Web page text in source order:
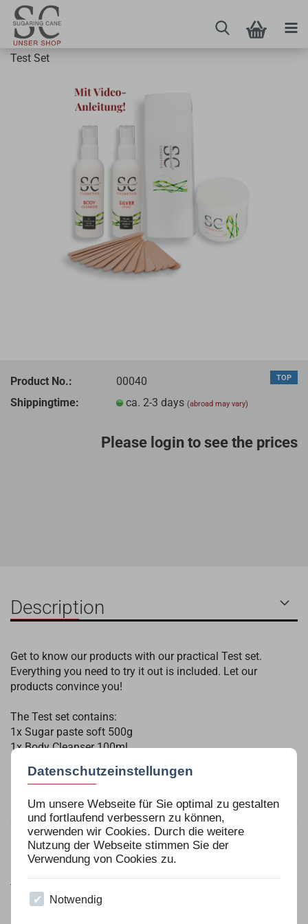
Datenschutzeinstellungen
Um unsere Webseite für Sie optimal zu gestalten
und fortlaufend verbessern zu können,
verwenden wir Cookies. Durch die weitere
Nutzung der Webseite stimmen Sie der
Verwendung von Cookies zu.
Notwendig
Test Set
TOP
Product No.:
00040
Shippingtime:
ca. 2-3 days(abroad may vary)
Please login to see the prices
Description
Get to know our products with our practical Test set.
Everything you need to try it out is included. Let our
products convince you!
The Test set contains:
1x Sugar paste soft 500g
1x Body Cleanser 100ml
15x Wooden spatulas
Ingredients